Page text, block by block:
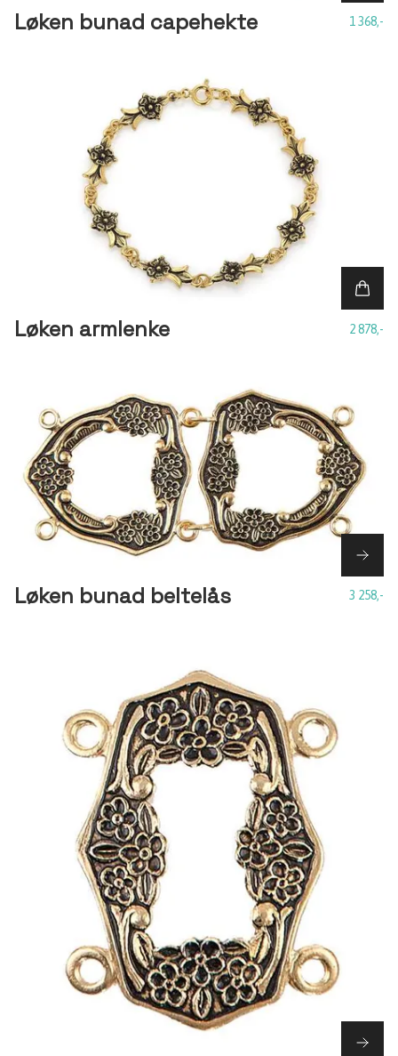
Løken bunad capehekte 1 368,-
Løken armlenke 2 878,-
Løken bunad beltelås 3 258,-